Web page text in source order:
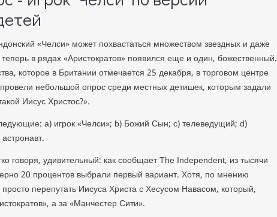
«Челси» может похвастаться множеством звездных и даже
в рядах «Аристократов» появился еще и один, божественный.
которое в Британии отмечается 25 декабря, в торговом центре
небольшой опрос среди местных детишек, которым задали
Иисус Христос?».
а) игрок «Челси»; b) Божий Сын; c) телеведущий; d)
говоря, удивительный: как сообщает The Independent, из тысячи
20 процентов выбрали первый вариант. Хотя, по мнению
перепутать Иисуса Христа с Хесусом Навасом, который,
а за «Манчестер Сити».